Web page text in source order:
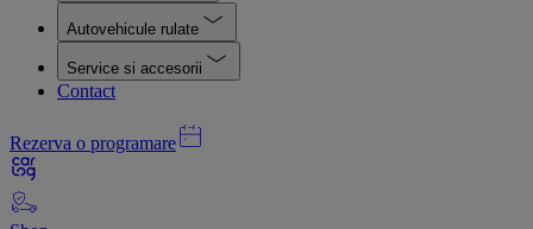
Autovehicule rulate
Service si accesorii
Contact
Rezerva o programare